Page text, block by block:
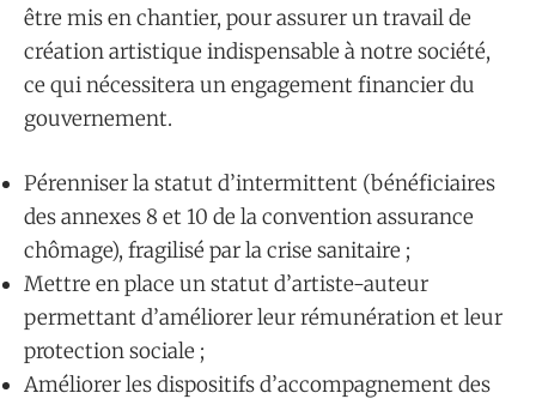
être mis en chantier, pour assurer un travail de
création artistique indispensable à notre société,
ce qui nécessitera un engagement financier du
gouvernement.
Pérenniser la statut d’intermittent (bénéficiaires
des annexes 8 et 10 de la convention assurance
chômage), fragilisé par la crise sanitaire ;
Mettre en place un statut d’artiste-auteur
permettant d’améliorer leur rémunération et leur
protection sociale ;
Améliorer les dispositifs d’accompagnement des